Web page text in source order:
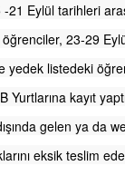
-21 Eylül tarihleri
23-29
yedek listedeki
Yurtlarına kayıt
gelen ya da
eksik teslim